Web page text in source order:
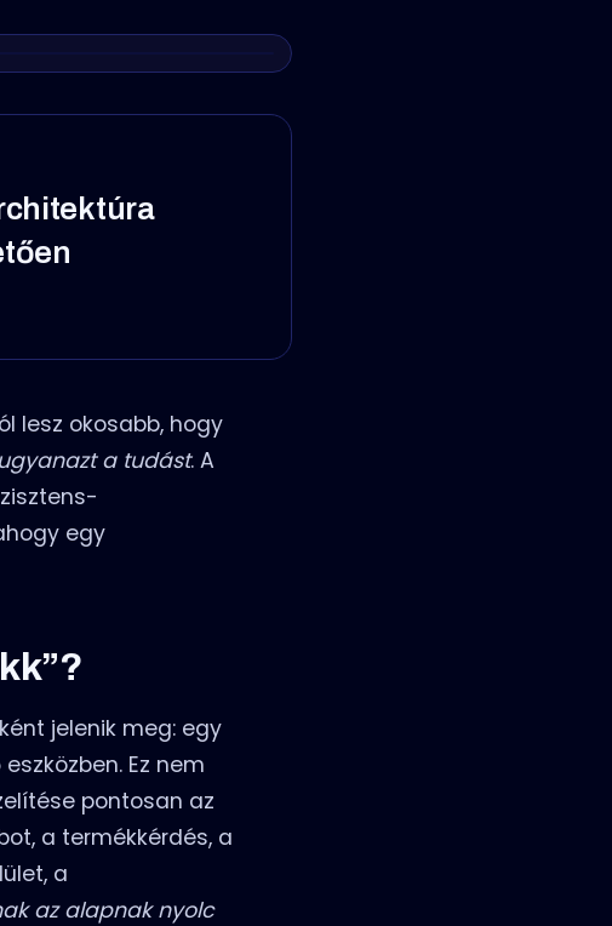
lesz okosabb, hogy
a tudást. A
egy
jelenik meg: egy
Ez nem
pontosan az
a termékkérdés, a
a
az alapnak nyolc